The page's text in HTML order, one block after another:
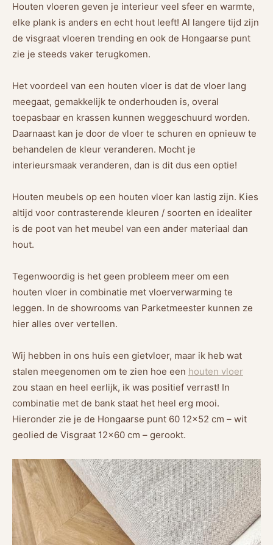
Houten vloeren geven je interieur veel sfeer en warmte,
elke plank is anders en echt hout leeft! Al langere tijd zijn
de visgraat vloeren trending en ook de Hongaarse punt
zie je steeds vaker terugkomen.
Het voordeel van een houten vloer is dat de vloer lang
meegaat, gemakkelijk te onderhouden is, overal
toepasbaar en krassen kunnen weggeschuurd worden.
Daarnaast kan je door de vloer te schuren en opnieuw te
behandelen de kleur veranderen. Mocht je
interieursmaak veranderen, dan is dit dus een optie!
Houten meubels op een houten vloer kan lastig zijn. Kies
altijd voor contrasterende kleuren / soorten en idealiter
is de poot van het meubel van een ander materiaal dan
hout.
Tegenwoordig is het geen probleem meer om een
houten vloer in combinatie met vloerverwarming te
leggen. In de showrooms van Parketmeester kunnen ze
hier alles over vertellen.
Wij hebben in ons huis een gietvloer, maar ik heb wat
stalen meegenomen om te zien hoe een houten vloer
zou staan en heel eerlijk, ik was positief verrast! In
combinatie met de bank staat het heel erg mooi.
Hieronder zie je de Hongaarse punt 60 12×52 cm – wit
geolied de Visgraat 12×60 cm – gerookt.